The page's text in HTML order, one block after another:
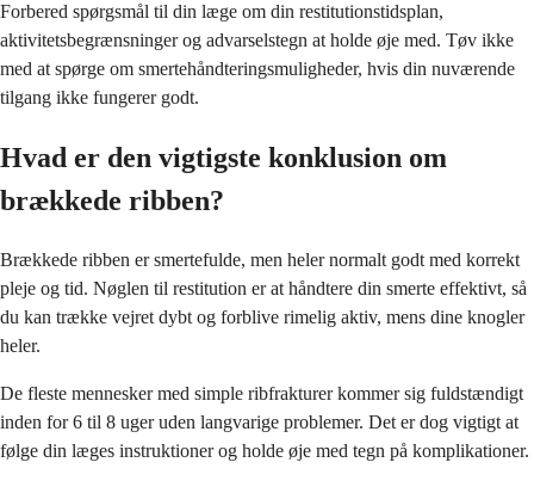
Forbered spørgsmål til din læge om din restitutionstidsplan,
aktivitetsbegrænsninger og advarselstegn at holde øje med. Tøv ikke
med at spørge om smertehåndteringsmuligheder, hvis din nuværende
tilgang ikke fungerer godt.
Hvad er den vigtigste konklusion om
brækkede ribben?
Brækkede ribben er smertefulde, men heler normalt godt med korrekt
pleje og tid. Nøglen til restitution er at håndtere din smerte effektivt, så
du kan trække vejret dybt og forblive rimelig aktiv, mens dine knogler
heler.
De fleste mennesker med simple ribfrakturer kommer sig fuldstændigt
inden for 6 til 8 uger uden langvarige problemer. Det er dog vigtigt at
følge din læges instruktioner og holde øje med tegn på komplikationer.